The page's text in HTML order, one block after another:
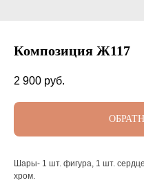
Композиция Ж117
2 900 руб.
Шары- 1 шт. фигура, 1 шт.
хром.